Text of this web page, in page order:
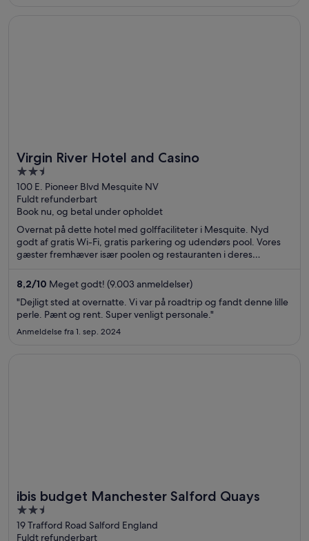
Virgin River Hotel and Casino
2.5
out
of
5
100 E. Pioneer Blvd Mesquite NV
Fuldt refunderbart
Book nu, og betal under opholdet
Overnat på dette hotel med golffaciliteter i Mesquite. Nyd
godt af gratis Wi-Fi, gratis parkering og udendørs pool. Vores
gæster fremhæver især poolen og restauranten i deres
og Eureka Casino ligger i nærheden.
8,2/10 Meget godt! (9.003 anmeldelser)
"Dejligt sted at overnatte. Vi var på roadtrip og fandt denne lille
perle. Pænt og rent. Super venligt personale."
Anmeldelse fra 1. sep. 2024
ibis budget Manchester Salford Quays
2.5
out
19 Trafford Road Salford England
Fuldt refunderbart